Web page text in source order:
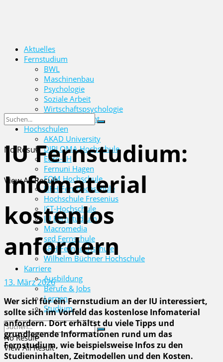
Aktuelles
Fernstudium
BWL
Maschinenbau
Psychologie
Soziale Arbeit
Wirtschaftspsychologie
Wirtschaftsrecht
Hochschulen
AKAD University
DIPLOMA Hochschule
Euro-FH
Fernuni Hagen
FOM Hochschule
HFH Fernhochschule
Hochschule Fresenius
IST-Hochschule
IU Fernstudium
Macromedia
sgd Fernschule
SRH Fernhochschule
Wilhelm Büchner Hochschule
Karriere
Ausbildung
Berufe & Jobs
Lernen
Studium
No Result
View All Result
No Result
View All Result
IU Fernstudium:
Infomaterial
kostenlos
anfordern
13. März 2026
Wer sich für ein Fernstudium an der IU interessiert,
sollte sich im Vorfeld das kostenlose Infomaterial
anfordern. Dort erhältst du viele Tipps und
grundlegende Informationen rund um das
Fernstudium, wie beispielsweise Infos zu den
Studieninhalten, Zeitmodellen und den Kosten.